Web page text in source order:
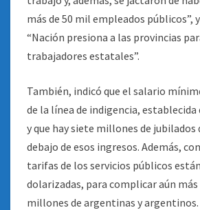
más de 50 mil empleados públicos”,
“Nación presiona a las provincias
trabajadores estatales”.
También, indicó que el salario
de la línea de indigencia, establecida
y que hay siete millones de jubilados
debajo de esos ingresos. Además,
tarifas de los servicios públicos
dolarizadas, para complicar aún más
millones de argentinas y argentinos.